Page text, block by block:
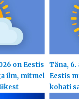
on Eestis
ilm, mitmel
Täna, 6.
Eestis
kohati